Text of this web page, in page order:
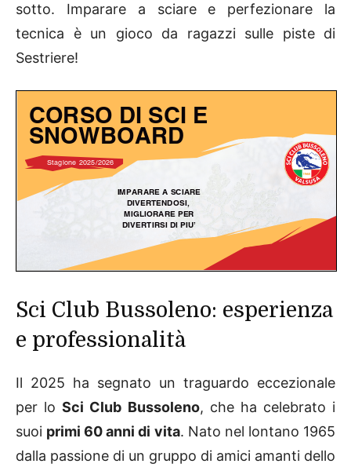
sotto. Imparare a sciare e perfezionare la
tecnica è un gioco da ragazzi sulle piste di
Sestriere!
Sci Club Bussoleno: esperienza
e professionalità
Il 2025 ha segnato un traguardo eccezionale
per loSci Club Bussoleno, che ha celebrato i
suoi primi 60 anni di vita. Nato nel lontano 1965
dalla passione di un gruppo di amici amanti dello